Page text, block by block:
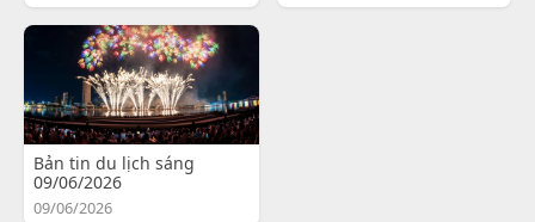
Bản tin du lịch sáng
09/06/2026
09/06/2026